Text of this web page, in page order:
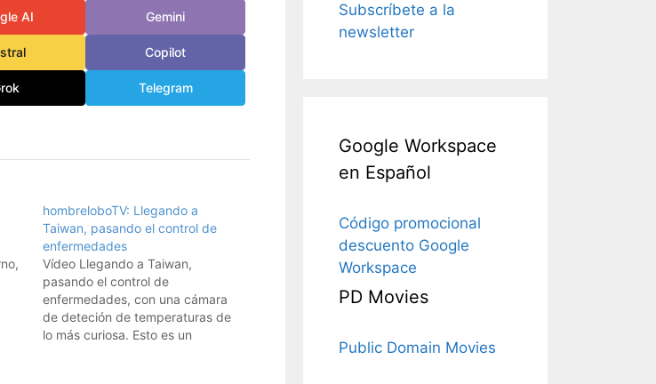
AI Gemini
Copilot
Telegram
hombreloboTV: Llegando a
Taiwan, pasando el control de
enfermedades
Vídeo Llegando a Taiwan,
pasando el control de
enfermedades, con una cámara
de deteción de temperaturas de
lo más curiosa. Esto es un
Subscríbete a la
newsletter
Google Workspace
en Español
Código promocional
descuento Google
Workspace
PD Movies
Public Domain Movies